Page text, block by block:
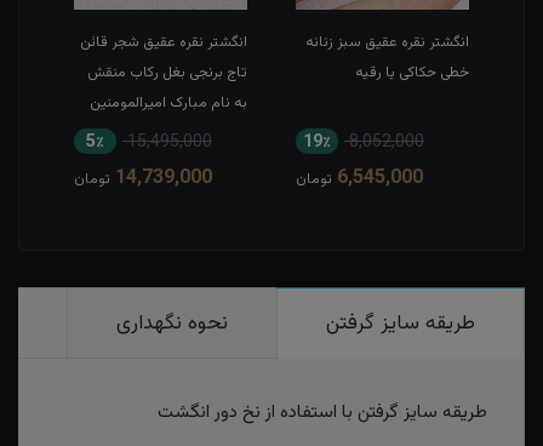
انگشتر نقره عقیق سبز زنانه
خطی حکاکی یا رقیه
8,052,000 19٪
6,545,000 تومان
انگشتر نقره عقیق شجر قائن
تاج برنجی بغل رکاب منقش
به نام مبارک امیرالمومنین
15,495,000 5٪
14,739,000 تومان
طریقه سایز گرفتن نحوه نگهداری
طریقه سایز گرفتن با استفاده از نخ دور انگشت